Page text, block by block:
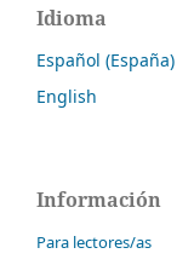
Idioma
Español (España)
English
Información
Para lectores/as